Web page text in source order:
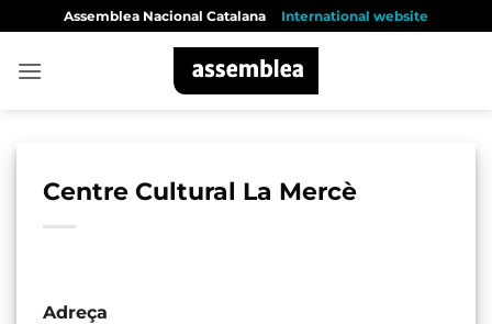
content
Assemblea Nacional Catalana International website
Centre Cultural La Mercè
Adreça